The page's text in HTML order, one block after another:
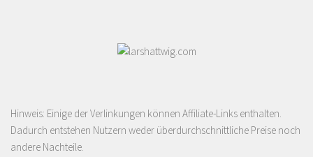
Hinweis: Einige der Verlinkungen können Affiliate-Links enthalten.
Dadurch entstehen Nutzern weder überdurchschnittliche Preise noch
andere Nachteile.